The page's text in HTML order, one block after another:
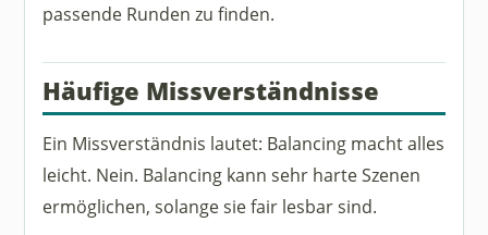
passende Runden zu finden.
Häufige Missverständnisse
Ein Missverständnis lautet: Balancing macht alles
leicht. Nein. Balancing kann sehr harte Szenen
ermöglichen, solange sie fair lesbar sind.